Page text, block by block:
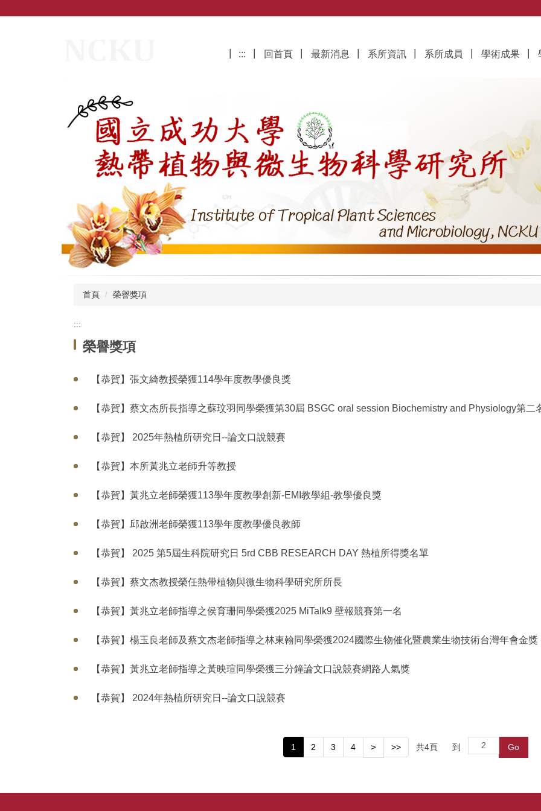
::: 回首頁 最新消息 系所資訊 系所成員 學術成果
首頁 榮譽獎項
:::
榮譽獎項
【恭賀】張文綺教授榮獲114學年度教學優良獎
【恭賀】蔡文杰所長指導之蘇玟羽同學榮獲第30屆 BSGC oral session Biochemistry and Physiology第二
【恭賀】 2025年熱植所研究日--論文口說競賽
【恭賀】本所黃兆立老師升等教授
【恭賀】黃兆立老師榮獲113學年度教學創新-EMI教學組-教學優良獎
【恭賀】邱啟洲老師榮獲113學年度教學優良教師
【恭賀】 2025 第5屆生科院研究日 5rd CBB RESEARCH DAY 熱植所得獎名單
【恭賀】蔡文杰教授榮任熱帶植物與微生物科學研究所所長
【恭賀】黃兆立老師指導之侯育珊同學榮獲2025 MiTalk9 壁報競賽第一名
【恭賀】楊玉良老師及蔡文杰老師指導之林東翰同學榮獲2024國際生物催化暨農業生物技術台灣年會金獎
【恭賀】黃兆立老師指導之黃映瑄同學榮獲三分鐘論文口說競賽網路人氣獎
【恭賀】 2024年熱植所研究日--論文口說競賽
1 2 3 4 > >> 共4頁 到 Go